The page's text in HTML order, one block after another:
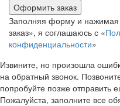
Оформить заказ
Заполняя форму и
заказ», я соглашаюсь с «
конфиденциальности»
Извините, но произошла
на обратный звонок.
попробуйте позже отправить
Пожалуйста, заполните все